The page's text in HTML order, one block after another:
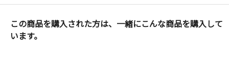
この商品を購入された方は、一緒にこんな商品を購入して
います。